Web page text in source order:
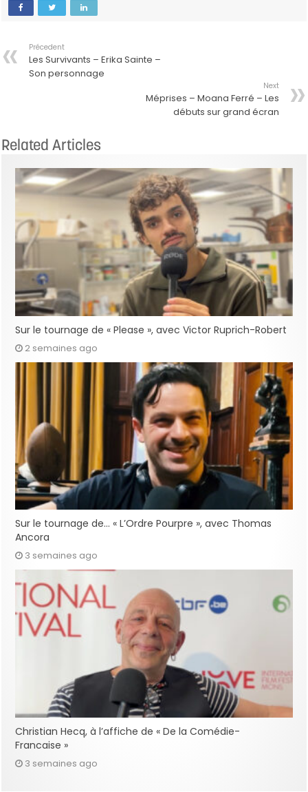
Précedent
Les Survivants – Erika Sainte –
Son personnage
Next
Méprises – Moana Ferré – Les
débuts sur grand écran
Related Articles
Sur le tournage de « Please », avec Victor Ruprich-Robert
2 semaines ago
Sur le tournage de… « L’Ordre Pourpre », avec Thomas
Ancora
3 semaines ago
Christian Hecq, à l’affiche de « De la Comédie-
Francaise »
3 semaines ago